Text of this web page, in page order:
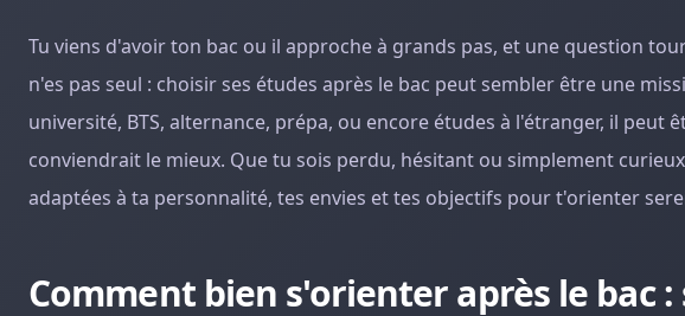
Tu viens d'avoir ton bac ou il approche à grands pas, et une question
n'es pas seul : choisir ses études après le bac peut sembler être une
université, BTS, alternance, prépa, ou encore études à l'étranger, il peut
conviendrait le mieux. Que tu sois perdu, hésitant ou simplement
adaptées à ta personnalité, tes envies et tes objectifs pour t'orienter
Comment bien s'orienter après le bac